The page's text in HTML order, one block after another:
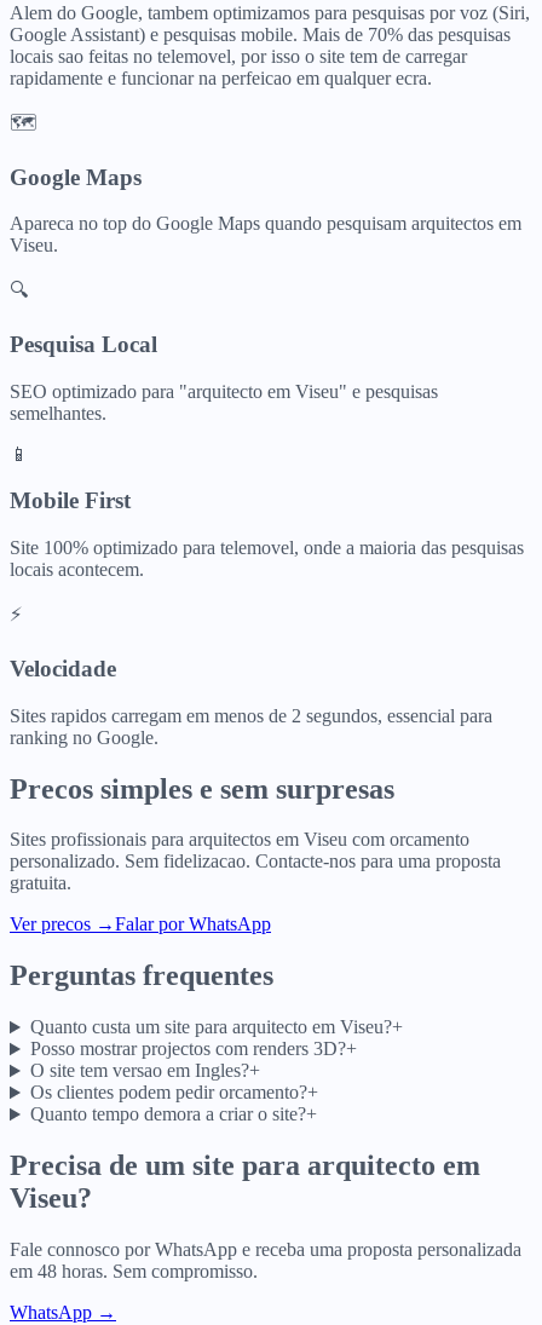
Alem do Google, tambem optimizamos para pesquisas por voz (Siri,
Google Assistant) e pesquisas mobile. Mais de 70% das pesquisas
locais sao feitas no telemovel, por isso o site tem de carregar
rapidamente e funcionar na perfeicao em qualquer ecra.
🗺️
Google Maps
Apareca no top do Google Maps quando pesquisam arquitectos em
Viseu.
🔍
Pesquisa Local
SEO optimizado para "arquitecto em Viseu" e pesquisas
semelhantes.
📱
Mobile First
Site 100% optimizado para telemovel, onde a maioria das pesquisas
locais acontecem.
⚡
Velocidade
Sites rapidos carregam em menos de 2 segundos, essencial para
ranking no Google.
Precos simples e sem surpresas
Sites profissionais para arquitectos em Viseu com orcamento
personalizado. Sem fidelizacao. Contacte-nos para uma proposta
gratuita.
Ver precos →Falar por WhatsApp
Perguntas frequentes
Quanto custa um site para arquitecto em Viseu?+
Posso mostrar projectos com renders 3D?+
O site tem versao em Ingles?+
Os clientes podem pedir orcamento?+
Quanto tempo demora a criar o site?+
Precisa de um site para arquitecto em
Viseu?
Fale connosco por WhatsApp e receba uma proposta personalizada
em 48 horas. Sem compromisso.
WhatsApp →